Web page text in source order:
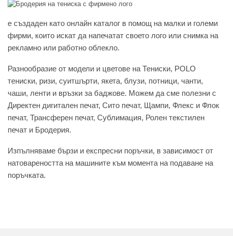
e създаден като онлайн каталог в помощ на малки и големи
фирми, които искат да напечатат своето лого или снимка на
рекламно или работно облекло.
Разнообразие от модели и цветове на Тениски, POLO
тениски, ризи, суитшърти, якета, блузи, потници, чанти,
чаши, ленти и връзки за баджове. Можем да сме полезни с
Директен дигитален печат, Сито печат, Щампи, Флекс и Флок
печат, Трансферен печат, Сублимация, Ролен текстилен
печат и Бродерия.
Изпълняваме бързи и експресни поръчки, в зависимост от
натовареността на машините към момента на подаване на
поръчката.